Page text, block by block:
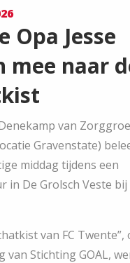
Opa Jesse
mee naar
van
Gravenstate)
middag tijdens een
in De Grolsch Veste bij
van FC Twente”,
van Stichting GOAL,